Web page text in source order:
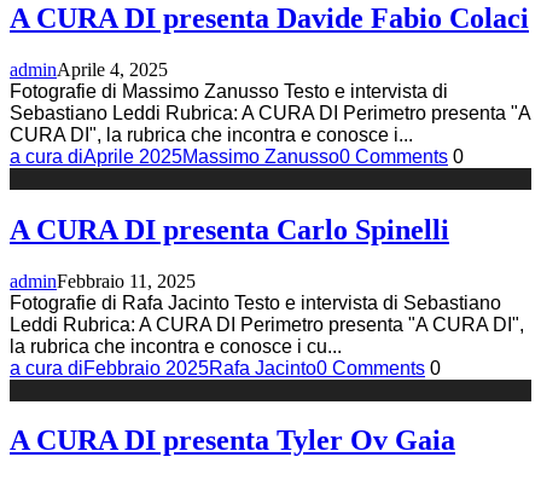
A CURA DI presenta Davide Fabio Colaci
adminAprile 4, 2025
Fotografie di Massimo Zanusso Testo e intervista di
Sebastiano Leddi Rubrica: A CURA DI Perimetro presenta "A
CURA DI", la rubrica che incontra e conosce i...
a cura diAprile 2025Massimo Zanusso0 Comments 0
A CURA DI presenta Carlo Spinelli
adminFebbraio 11, 2025
Fotografie di Rafa Jacinto Testo e intervista di Sebastiano
Leddi Rubrica: A CURA DI Perimetro presenta "A CURA DI",
la rubrica che incontra e conosce i cu...
a cura diFebbraio 2025Rafa Jacinto0 Comments 0
A CURA DI presenta Tyler Ov Gaia